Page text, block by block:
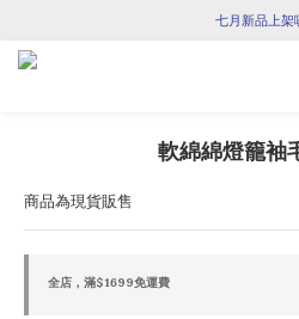
七月新品上架
七月新品上架
全館滿$1699即
七月新品上架
軟綿綿燈籠袖
商品為現貨販售
全店，滿$1699免運費